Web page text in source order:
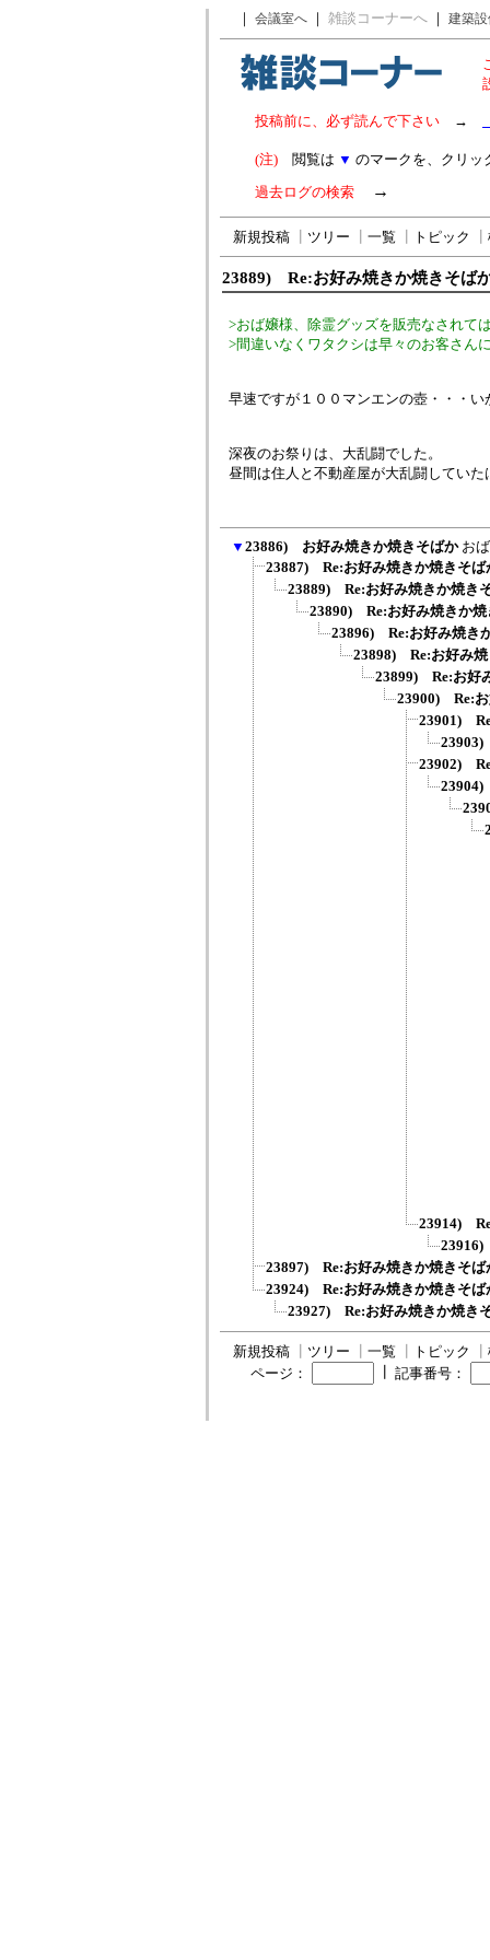
｜ 会議室へ ｜ 雑談コーナーへ ｜ 建築
投稿前に、必ず読んで下さい →
(注) 閲覧は ▼ のマークを、クリッ
過去ログの検索 →
新規投稿 ツリー 一覧 トピック
23889) Re:お好み焼きか焼きそば
>おば嬢様、除霊グッズを販売なされて
>間違いなくワタクシは早々のお客さん
早速ですが１００マンエンの壺・・・い
深夜のお祭りは、大乱闘でした。
昼間は住人と不動産屋が大乱闘していた
▼ 23886) お好み焼きか焼きそばか お
23887) Re:お好み焼きか焼きそば
23889) Re:お好み焼きか焼き
23890) Re:お好み焼きか焼
23896) Re:お好み焼き
23898) Re:お好み焼
23899) Re:お好
23900) Re:お
23901)
23902)
23904)
23914)
23916)
23897) Re:お好み焼きか焼きそば
23924) Re:お好み焼きか焼きそば
23927) Re:お好み焼きか焼き
新規投稿 ツリー 一覧 トピック
ページ：
記事番号：